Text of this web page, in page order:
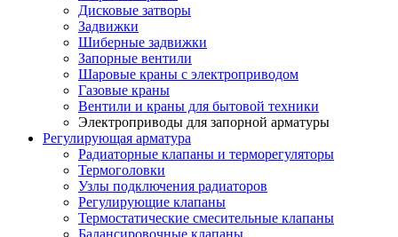
Дисковые затворы
Задвижки
Шиберные задвижки
Запорные вентили
Шаровые краны с электроприводом
Газовые краны
Вентили и краны для бытовой техники
Электроприводы для запорной арматуры
Регулирующая арматура
Радиаторные клапаны и терморегуляторы
Термоголовки
Узлы подключения радиаторов
Регулирующие клапаны
Термостатические смесительные клапаны
Балансировочные клапаны